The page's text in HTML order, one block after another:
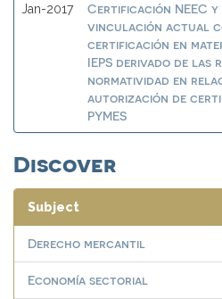
Jan-2017
Certificación NEEC y
vinculación actual
certificación en
IEPS derivado de las
normatividad en
autorización de
PYMES
Discover
Subject
Derecho mercantil
Economía sectorial